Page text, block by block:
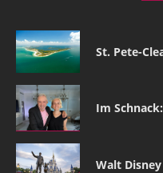
St. Pete-
Im
Walt